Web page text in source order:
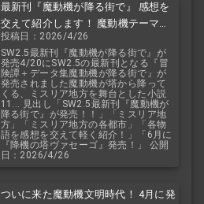
最新刊『魔動機が降る街で』 感想を
交えて紹介します！ 魔動機テーマの
小説！ おもしろいデータも多数！
投稿日：2026/4/26
SW2.5最新刊『魔動機が降る街で』が
発売4/20にSW2.5の最新刊となる『冒
険譚＋データ集魔動機が降る街で』が
発売されました魔動機が塔から降って
くる、ミスリア地方を舞台とした小説
11... 見出し「SW2.5最新刊『魔動機が
降る街で』が発売！！」「ミスリア地
方」「ミスリア地方の各都市」「各物
語を感想を交えて軽く紹介！」「6月に
『降機の塔ヴァセーゴ』発売！」 公開
日：2026/4/26
ついに来た魔動機文明時代！ 4月に発